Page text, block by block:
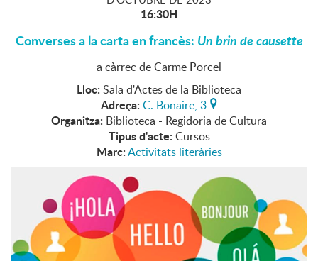
16:30H
Converses a la carta en francès: Un brin de causette
a càrrec de Carme Porcel
Lloc: Sala d'Actes de la Biblioteca
Adreça: C. Bonaire, 3
Organitza: Biblioteca - Regidoria de Cultura
Tipus d'acte: Cursos
Marc:Activitats literàries